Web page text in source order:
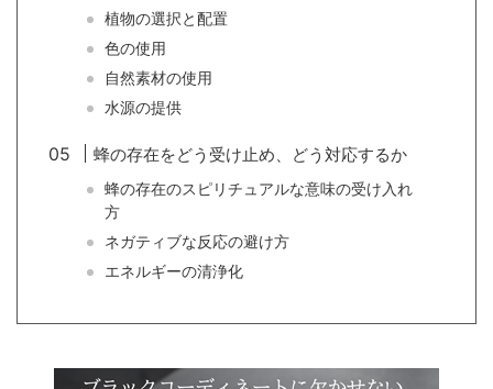
植物の選択と配置
色の使用
自然素材の使用
水源の提供
蜂の存在をどう受け止め、どう対応するか
蜂の存在のスピリチュアルな意味の受け入れ
方
ネガティブな反応の避け方
エネルギーの清浄化